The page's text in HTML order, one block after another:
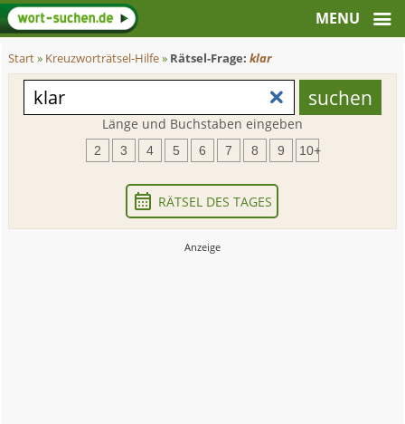
Start» Kreuzworträtsel-Hilfe» Rätsel-Frage:klar
Länge und Buchstaben eingeben
2 3 4 5 6 7 8 9 10+
RÄTSEL DES TAGES